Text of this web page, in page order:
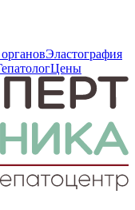
Эластография
Цены